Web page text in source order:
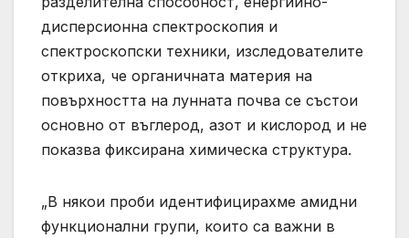
дисперсионна спектроскопия и
спектроскопски техники, изследователите
откриха, че органичната материя на
повърхността на лунната почва се състои
основно от въглерод, азот и кислород и не
показва фиксирана химическа структура.
„В някои проби идентифицирахме амидни
функционални групи, които са важни в